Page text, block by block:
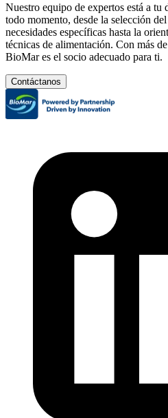
Nuestro equipo de expertos está a tu
todo momento, desde la selección
necesidades específicas hasta la
técnicas de alimentación. Con más
BioMar es el socio adecuado para ti.
Contáctanos